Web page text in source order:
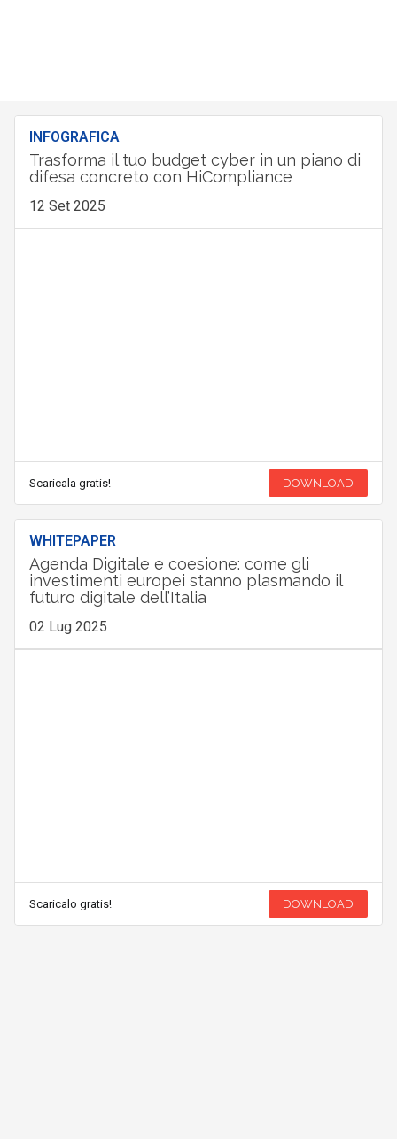
INFOGRAFICA
Trasforma il tuo budget cyber in un piano di
difesa concreto con HiCompliance
12 Set 2025
Scaricala gratis! DOWNLOAD
WHITEPAPER
Agenda Digitale e coesione: come gli
investimenti europei stanno plasmando il
futuro digitale dell’Italia
02 Lug 2025
Scaricalo gratis! DOWNLOAD